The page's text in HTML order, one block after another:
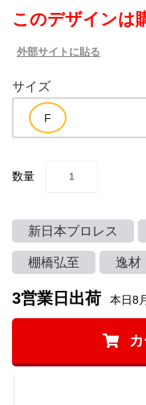
このデザインは
外部サイトに貼る
サイズ
数量
新日本プロレス
棚橋弘至 逸材
3営業日出荷 本日8